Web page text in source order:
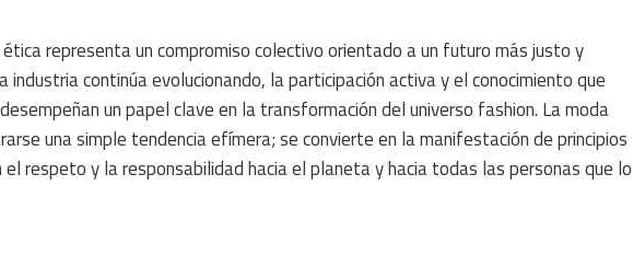
representa un compromiso colectivo orientado a un futuro más justo y
industria continúa evolucionando, la participación activa y el conocimiento que
un papel clave en la transformación del universo fashion. La moda
una simple tendencia efímera; se convierte en la manifestación de principios
respeto y la responsabilidad hacia el planeta y hacia todas las personas que lo